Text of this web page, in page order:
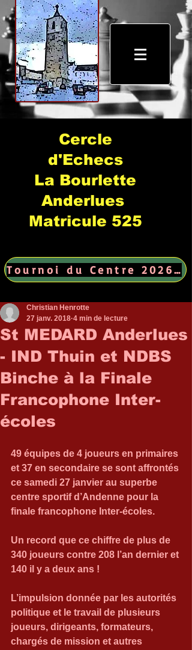
Cercle
d'Echecs
La Bourlette
Anderlues
Matricule 525
Tournoi du Centre 2026 →
St MEDARD Anderlues
- IND Thuin et NDBS
Binche à la Finale
Francophone Inter-
écoles
Christian Henrotte
27 janv. 2018 4 min de lecture
49 équipes de 4 joueurs en primaires
et 37 en secondaire se sont affrontés
ce samedi 27 janvier au superbe
centre sportif d’Andenne pour la
finale francophone Inter-écoles.
Un record que ce chiffre de plus de
340 joueurs contre 208 l’an dernier et
140 il y a deux ans !
L’impulsion donnée par les autorités
politique et le travail de plusieurs
joueurs, dirigeants, formateurs,
chargés de mission et autres